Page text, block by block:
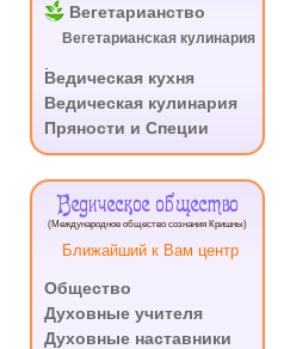
Вегетарианство
Вегетарианская кулинария
Ведическая кухня
Ведическая кулинария
Пряности и Специи
Ведическое общество
(Международное общество сознания Кришны)
Ближайший к Вам центр
Общество
Духовные учителя
Духовные наставники